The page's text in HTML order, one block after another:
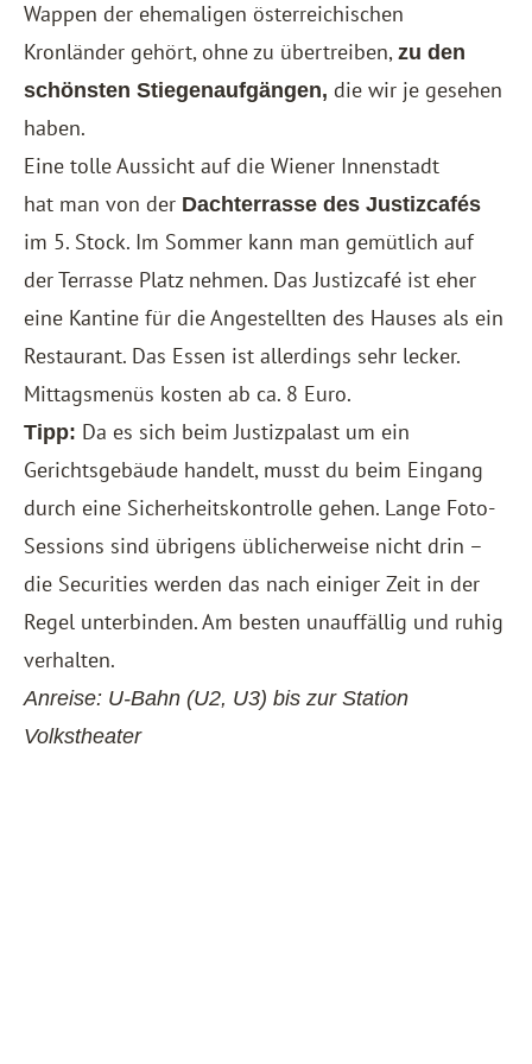
Wappen der ehemaligen österreichischen
Kronländer gehört, ohne zu übertreiben, zu den
schönsten Stiegenaufgängen, die wir je gesehen
haben.
Eine tolle Aussicht auf die Wiener Innenstadt
hat man von der Dachterrasse des Justizcafés
im 5. Stock. Im Sommer kann man gemütlich auf
der Terrasse Platz nehmen. Das Justizcafé ist eher
eine Kantine für die Angestellten des Hauses als ein
Restaurant. Das Essen ist allerdings sehr lecker.
Mittagsmenüs kosten ab ca. 8 Euro.
Tipp: Da es sich beim Justizpalast um ein
Gerichtsgebäude handelt, musst du beim Eingang
durch eine Sicherheitskontrolle gehen. Lange Foto-
Sessions sind übrigens üblicherweise nicht drin –
die Securities werden das nach einiger Zeit in der
Regel unterbinden. Am besten unauffällig und ruhig
verhalten.
Anreise: U-Bahn (U2, U3) bis zur Station
Volkstheater